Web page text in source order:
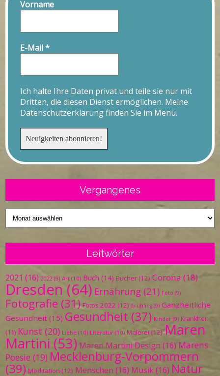
Vorname
E-Mail*
Ich halte Ihre Daten privat und teile sie nur mit
Dritten, die diesen Dienst ermöglichen. Meine
Datenschutzerklärung finden Sie im Menü.
Vergangenes
Vergangenes
Leitwörter
2021 (16) 2022 (9) Art (10) Buch (14) Bücher (12) Corona (18)
Dresden (64) Ernährung (21) Foto (9)
Fotografie (31) Fotos 2022 (12) Frühling (9) Ganzheitliche
Gesundheit (15) Gesundheit (37) Kinder (9) Krankheit
(11) Kunst (20) Liebe (10) Literatur (10) Malerei (12) Maren
Martini (53) Maren Martini Design (16) Marens
Poesie (19) Mecklenburg-Vorpommern
(39) Meditation (12) Menschen (16) Musik(16) Natur